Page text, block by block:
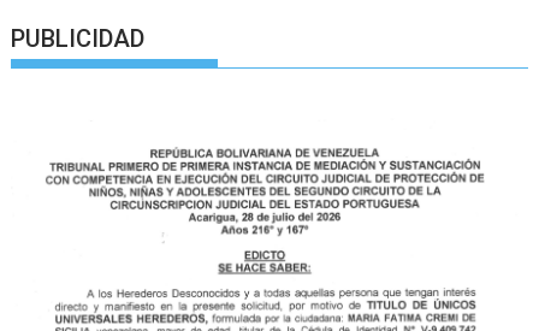
PUBLICIDAD